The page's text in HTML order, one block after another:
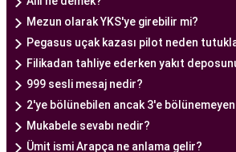
ve deneyimli bir doktorun
yürütülmesi gereken bir süreçtir.
Bebek Merkezi'nde görev alan
doktoru, çiftlere kapsamlı bir
sunar.
Ankara Tüp Bebek Doktoru, tüp
Mezun olarak YKS'ye girebilir mi?
Pegasus uçak kazası pilot neden
Filikadan tahliye ederken yakıt
999 sesli mesaj nedir?
2'ye bölünebilen ancak 3'e
Mukabele sevabı nedir?
Ümit ismi Arapça ne anlama gelir?